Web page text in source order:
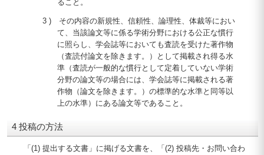
ること。
3 ) その内容の新規性、信頼性、論理性、体裁等におい
て、当該論文等に係る学術分野における公正な慣行
に照らし、学会誌等においても査読を受けた著作物
（査読付論文を除きます。）として掲載され得る水
準（査読が一般的な慣行として定着していない学術
分野の論文等の場合には、学会誌等に掲載される著
作物（論文を除きます。）の標準的な水準と同等以
上の水準）にある論文等であること。
4 投稿の方法
「(1) 提出する文書」に掲げる文書を、「(2) 投稿先・お問い合わ